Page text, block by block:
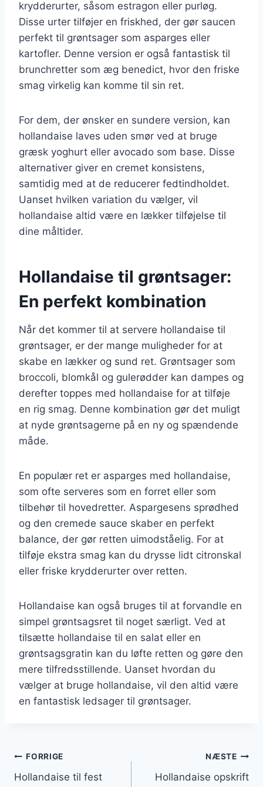
krydderurter, såsom estragon eller purløg.
Disse urter tilføjer en friskhed, der gør saucen
perfekt til grøntsager som asparges eller
kartofler. Denne version er også fantastisk til
brunchretter som æg benedict, hvor den friske
smag virkelig kan komme til sin ret.
For dem, der ønsker en sundere version, kan
hollandaise laves uden smør ved at bruge
græsk yoghurt eller avocado som base. Disse
alternativer giver en cremet konsistens,
samtidig med at de reducerer fedtindholdet.
Uanset hvilken variation du vælger, vil
hollandaise altid være en lækker tilføjelse til
dine måltider.
Hollandaise til grøntsager:
En perfekt kombination
Når det kommer til at servere hollandaise til
grøntsager, er der mange muligheder for at
skabe en lækker og sund ret. Grøntsager som
broccoli, blomkål og gulerødder kan dampes og
derefter toppes med hollandaise for at tilføje
en rig smag. Denne kombination gør det muligt
at nyde grøntsagerne på en ny og spændende
måde.
En populær ret er asparges med hollandaise,
som ofte serveres som en forret eller som
tilbehør til hovedretter. Aspargesens sprødhed
og den cremede sauce skaber en perfekt
balance, der gør retten uimodståelig. For at
tilføje ekstra smag kan du drysse lidt citronskal
eller friske krydderurter over retten.
Hollandaise kan også bruges til at forvandle en
simpel grøntsagsret til noget særligt. Ved at
tilsætte hollandaise til en salat eller en
grøntsagsgratin kan du løfte retten og gøre den
mere tilfredsstillende. Uanset hvordan du
vælger at bruge hollandaise, vil den altid være
en fantastisk ledsager til grøntsager.
Indlægsnavigation
FORRIGE
Hollandaise til fest
NÆSTE
Hollandaise opskrift